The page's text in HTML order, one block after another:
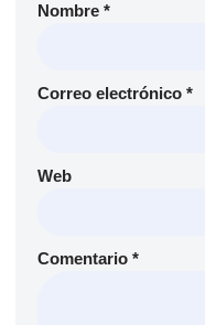
Nombre *
Correo electrónico *
Web
Comentario *